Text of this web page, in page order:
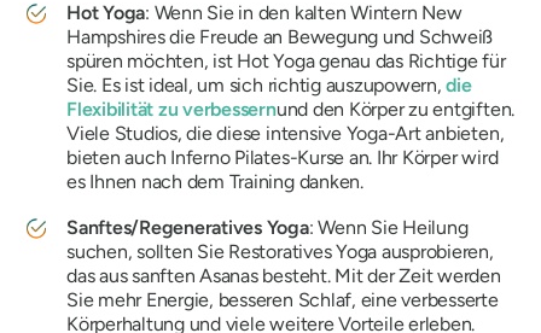
Hot Yoga: Wenn Sie in den kalten Wintern New
Hampshires die Freude an Bewegung und Schweiß
spüren möchten, ist Hot Yoga genau das Richtige für
Sie. Es ist ideal, um sich richtig auszupowern,die
Flexibilität zu verbessernund den Körper zu entgiften.
Viele Studios, die diese intensive Yoga-Art anbieten,
bieten auch Inferno Pilates-Kurse an. Ihr Körper wird
es Ihnen nach dem Training danken.
Sanftes/Regeneratives Yoga: Wenn Sie Heilung
suchen, sollten Sie Restoratives Yoga ausprobieren,
das aus sanften Asanas besteht. Mit der Zeit werden
Sie mehr Energie, besseren Schlaf, eine verbesserte
Körperhaltung und viele weitere Vorteile erleben.